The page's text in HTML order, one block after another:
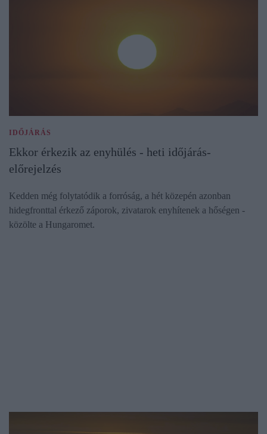
IDŐJÁRÁS
Ekkor érkezik az enyhülés - heti időjárás-
előrejelzés
Kedden még folytatódik a forróság, a hét közepén azonban
hidegfronttal érkező záporok, zivatarok enyhítenek a hőségen -
közölte a Hungaromet.